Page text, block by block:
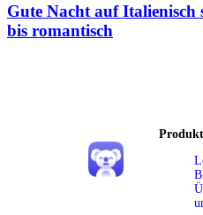
Gute Nacht auf Italienisch
bis romantisch
Produkt